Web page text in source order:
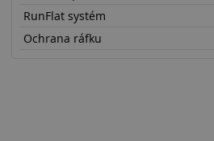
RunFlat systém
Ochrana ráfku